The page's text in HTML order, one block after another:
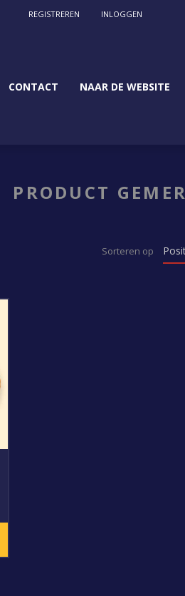
REGISTREREN INLOGGEN
CONTACT NAAR DE WEBSITE
PRODUCT
Sorteren op